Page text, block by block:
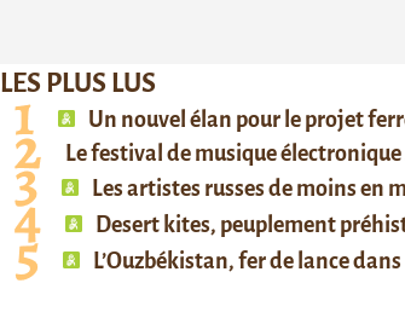
LES PLUS LUS
Un nouvel élan pour le projet
Le festival de musique
Les artistes russes de moins en
Desert kites, peuplement
L’Ouzbékistan, fer de lance